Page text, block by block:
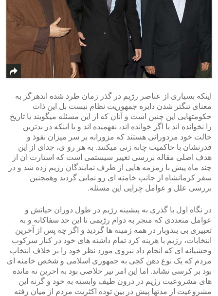
اینکه بسیاری از عناصر رژیم در گذر زمان طرد شده اندهرگز به
معنای تنگتر شدن دایره جمهوریت نظام نیست بل این ذات
حکومتهایی این چنین است و آنان که از این مسئله میگویند یا تاریخ
را نخوانده اند یا اگر خوانده اند، نفهمیده اند و یا اینکه در بدترین
حالت خود مزدورانی هستند که مزورانه بر سر میزان نفوذ و
قدرتشان با حاکمیت چانه زنی میکنند. به هر رو ی، جدای از این
هدف اصلی مقاله بررسی تغییر سیستمی است که استارت ان از
چند ماه پیش با زمزمه هایی از طرف نمایندگان رژیم زده شد و در
سفر کرمانشاه از جانب خامنه ای رو نمایی گردید وهمچنین
بررسی علل و عوامل چرایی این مسئله.
در نگاه اول با گذری به پیشینه رژیم در طول دوران حیاتش و
عوامل متعددی که منجر به دوام رژیمی تا این حد سفاکانه و به
تعبیری بی بندوبار در همه زمینه ها گردید و اگر چه پس از آخرین
انتخابات، رژیم با هزینه کرد تمام داشته های خود در کنار سرکوب
وحشیانه ای که انجام داد نیروی مورد نظر خود را بر خلاف انتخاب
مردم که یک نوع دهن کجی به جمهوری اسلامی و شخص خامنه ای
بود بر کرسی نشاند. اما این امر تیر خلاصی بود به اخرین ته مانده
های مشروعیت رژیم در درون طیف وابسته به خود و گرنه این
مشروعیت از مدتها پیش در بین توده اکثریت مردم از میان رفته